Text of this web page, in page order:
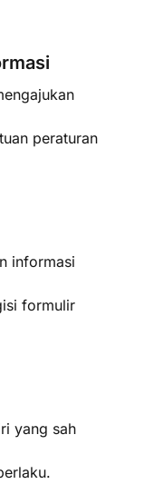
peraturan
informasi
formulir
yang sah